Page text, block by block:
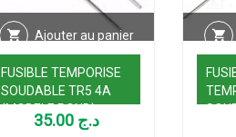
Ajouter au panier
FUSIBLE TEMPORISE
SOUDABLE TR5 4A
(MODELE ROND)
د.ج 35.00